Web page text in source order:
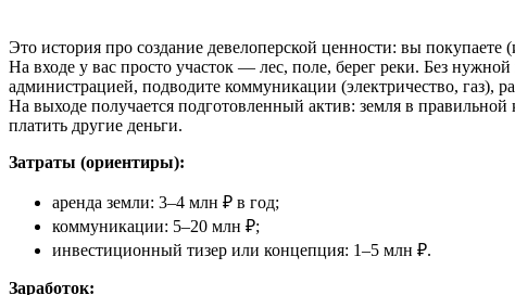
Это история про создание девелоперской ценности: вы
На входе у вас просто участок — лес, поле, берег реки. Без
администрацией, подводите коммуникации (электричество, газ),
На выходе получается подготовленный актив: земля в
платить другие деньги.
Затраты (ориентиры):
аренда земли: 3–4 млн ₽ в год;
коммуникации: 5–20 млн ₽;
инвестиционный тизер или концепция: 1–5 млн ₽.
Заработок: